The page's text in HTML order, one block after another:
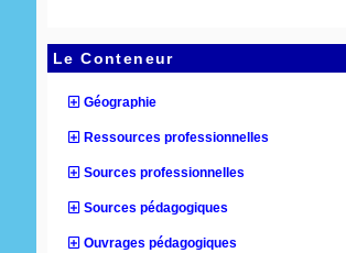
Le Conteneur
Géographie
Ressources professionnelles
Sources professionnelles
Sources pédagogiques
Ouvrages pédagogiques